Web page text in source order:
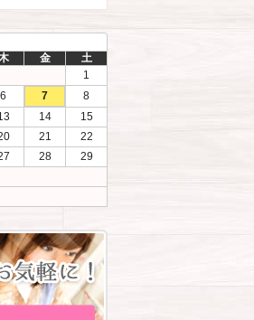
金 土
1
6 7
8
14
15
21
22
28
29